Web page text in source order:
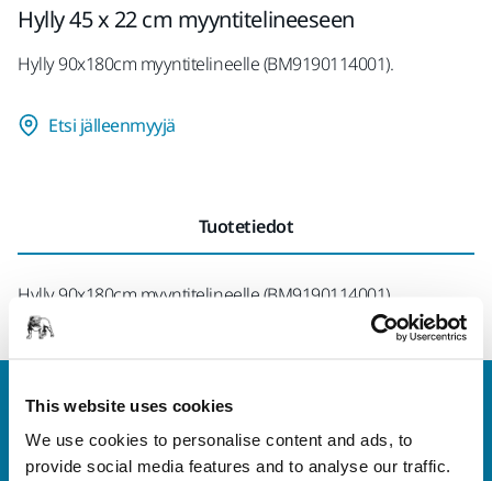
This website uses cookies
We use cookies to personalise content and ads, to
provide social media features and to analyse our traffic.
Hylly 45 x 22 cm myyntitelineeseen
Hylly 90x180cm myyntitelineelle (BM9190114001).
Etsi jälleenmyyjä
Tuotetiedot
Hylly 90x180cm myyntitelineelle (BM9190114001).
Ota yhteyttä
Haluatko tietää lisää?
Ota yhteyttä
ja asiantunteva
tiimimme vastaa kaikkiin kysymyksiisi.